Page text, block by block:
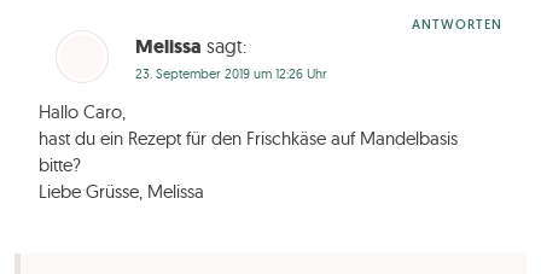
Melissa sagt:
23. September 2019 um 12:26 Uhr
Hallo Caro,
hast du ein Rezept für den Frischkäse auf Mandelbasis
bitte?
Liebe Grüsse, Melissa
ANTWORTEN